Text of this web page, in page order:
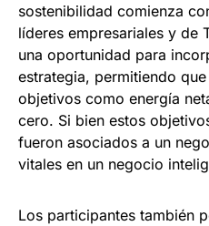
sostenibilidad comienza
líderes empresariales y de
una oportunidad para
estrategia, permitiendo
objetivos como energía
cero. Si bien estos
fueron asociados a un
vitales en un negocio
Los participantes también